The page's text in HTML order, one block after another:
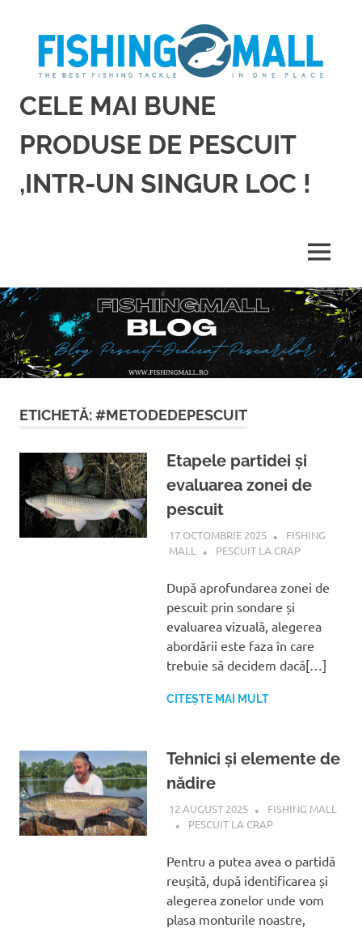
conținut
CELE MAI BUNE
PRODUSE DE PESCUIT
,INTR-UN SINGUR LOC !
pescuit,
intr-
un
singur
loc
!
MENU
ETICHETĂ:#METODEDEPESCUIT
Etapele partidei și
evaluarea zonei de
pescuit
17 OCTOMBRIE 2025
FISHING
MALL
PESCUIT LA CRAP
După aprofundarea zonei de
pescuit prin sondare și
evaluarea vizuală, alegerea
abordării este faza în care
trebuie să decidem dacă[…]
CITEȘTE MAI MULT
Tehnici și elemente de
nădire
12 AUGUST 2025
FISHING MALL
PESCUIT LA CRAP
Pentru a putea avea o partidă
reușită, după identificarea și
alegerea zonelor unde vom
plasa monturile noastre,